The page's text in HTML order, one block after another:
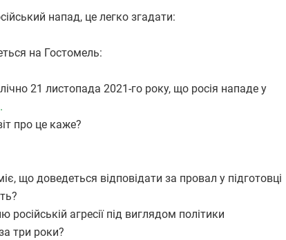
напад, це легко згадати:
на Гостомель:
21 листопада 2021-го року, що росія нападе у
про це каже?
що доведеться відповідати за провал у підготовці
агресії під виглядом політики
три роки?